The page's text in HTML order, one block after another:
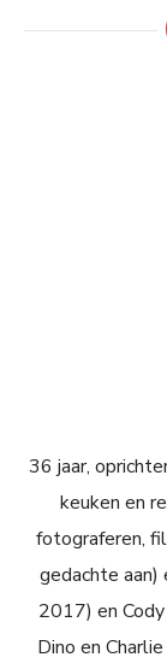
36 jaar,
keuken en
fotograferen,
gedachte
2017) en
Dino en